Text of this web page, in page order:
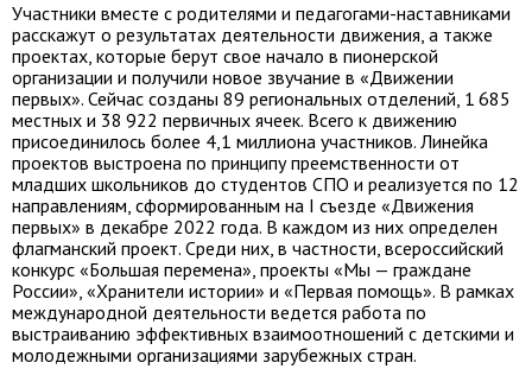
Участники вместе с родителями и педагогами-наставниками
расскажут о результатах деятельности движения, а также
проектах, которые берут свое начало в пионерской
организации и получили новое звучание в «Движении
первых». Сейчас созданы 89 региональных отделений, 1 685
местных и 38 922 первичных ячеек. Всего к движению
присоединилось более 4,1 миллиона участников. Линейка
проектов выстроена по принципу преемственности от
младших школьников до студентов СПО и реализуется по 12
направлениям, сформированным на I съезде «Движения
первых» в декабре 2022 года. В каждом из них определен
флагманский проект. Среди них, в частности, всероссийский
конкурс «Большая перемена», проекты «Мы — граждане
России», «Хранители истории» и «Первая помощь». В рамках
международной деятельности ведется работа по
выстраиванию эффективных взаимоотношений с детскими и
молодежными организациями зарубежных стран.